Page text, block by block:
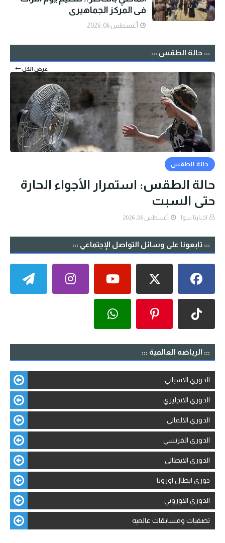
في المركز الجماهيري
أغسطس 06, 2026
::: حالة الطقس :::
عرض الكل
حالة الطقس
حالة الطقس: استمرار الأجواء الحارة
حتى السبت
اخبارنا سوا أغسطس 06, 2026
::: تابعونا على وسائل التواصل الإجتماعي :::
::: الرياضه العالمية :::
الدوري الاسباني
الدوري الانجليزي
الدوري الالماني
الدوري الفرنسي
الدوري الايطالي
دوري ابطال اوروبا
الدوري الاوروبي
تصفيات ومسابقات عالميه